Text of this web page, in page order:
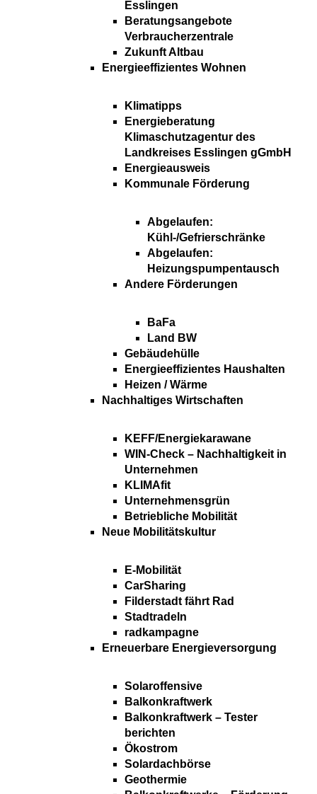
Esslingen
Beratungsangebote
Verbraucherzentrale
Zukunft Altbau
Energieeffizientes Wohnen
Klimatipps
Energieberatung
Klimaschutzagentur des
Landkreises Esslingen gGmbH
Energieausweis
Kommunale Förderung
Abgelaufen:
Kühl-/Gefrierschränke
Abgelaufen:
Heizungspumpentausch
Andere Förderungen
BaFa
Land BW
Gebäudehülle
Energieeffizientes Haushalten
Heizen / Wärme
Nachhaltiges Wirtschaften
KEFF/Energiekarawane
WIN-Check – Nachhaltigkeit in
Unternehmen
KLIMAfit
Unternehmensgrün
Betriebliche Mobilität
Neue Mobilitätskultur
E-Mobilität
CarSharing
Filderstadt fährt Rad
Stadtradeln
radkampagne
Erneuerbare Energieversorgung
Solaroffensive
Balkonkraftwerk
Balkonkraftwerk – Tester
berichten
Ökostrom
Solardachbörse
Geothermie